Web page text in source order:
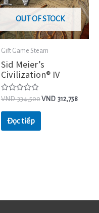
OUT OF STOCK
Gift Game Steam
Sid Meier’s
Civilization® IV
Được
hạng
sao
VND334,500VND 312,758
Đọc tiếp